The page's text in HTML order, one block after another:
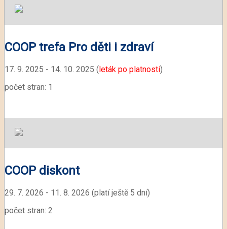
COOP trefa Pro děti i zdraví
17. 9. 2025 - 14. 10. 2025 ( leták po platnosti)
počet stran: 1
COOP diskont
29. 7. 2026 - 11. 8. 2026 (platí ještě 5 dní)
počet stran: 2